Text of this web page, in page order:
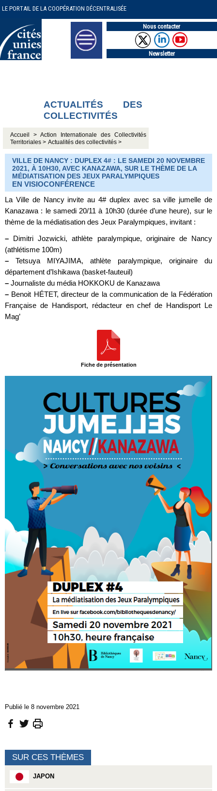
LE PORTAIL DE LA COOPÉRATION DÉCENTRALISÉE
Nous contacter
Newsletter
ACTUALITÉS DES
COLLECTIVITÉS
Accueil >Action Internationale des Collectivités
Territoriales > Actualités des collectivités >
VILLE DE NANCY : DUPLEX 4# : LE SAMEDI 20 NOVEMBRE
2021, À 10H30, AVEC KANAZAWA, SUR LE THÈME DE LA
MÉDIATISATION DES JEUX PARALYMPIQUES
EN VISIOCONFÉRENCE
La Ville de Nancy invite au 4# duplex avec sa ville jumelle de
Kanazawa : le samedi 20/11 à 10h30 (durée d’une heure), sur le
thème de la médiatisation des Jeux Paralympiques, invitant :
– Dimitri Jozwicki, athlète paralympique, originaire de Nancy
(athlétisme 100m)
– Tetsuya MIYAJIMA, athlète paralympique, originaire du
département d’Ishikawa (basket-fauteuil)
– Journaliste du média HOKKOKU de Kanazawa
– Benoit HÉTET, directeur de la communication de la Fédération
Française de Handisport, rédacteur en chef de Handisport Le
Mag’
Fiche de présentation
Publié le 8 novembre 2021
SUR CES THÈMES
JAPON